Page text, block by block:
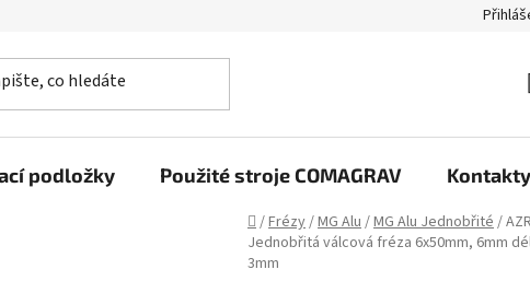
podložky Použité stroje COMAGRAV Kontakty
Domů
/Frézy/MG Alu/MG Alu Jednobřité/
Jednobřitá válcová fréza 6x50mm, 6mm
3mm